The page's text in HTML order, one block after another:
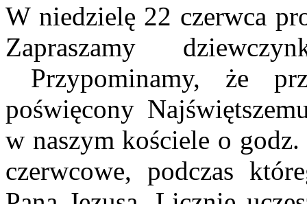
W niedzielę 22 czerwca
Zapraszamy
Przypominamy, że
poświęcony
w naszym kościele o
czerwcowe, podczas